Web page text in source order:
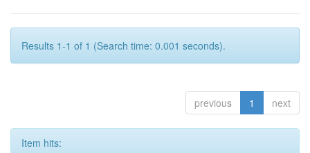
Results 1-1 of 1 (Search time: 0.001 seconds).
previous 1 next
Item hits: